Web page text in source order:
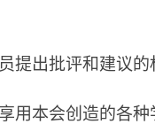
提出批评和建议
用本会创造的各